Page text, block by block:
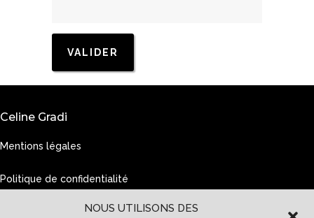
NOUS UTILISONS DES
Celine Gradi
Mentions légales
Politique de confidentialité